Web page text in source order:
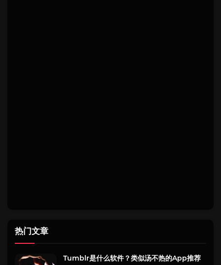
热门文章
Tumblr是什么软件？类似汤不热的App推荐